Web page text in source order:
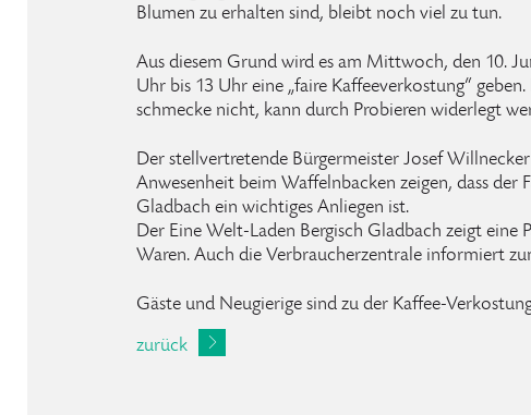
Blumen zu erhalten sind, bleibt noch viel zu tun.
Aus diesem Grund wird es am Mittwoch, den 10.
Uhr bis 13 Uhr eine „faire Kaffeeverkostung“
schmecke nicht, kann durch Probieren widerlegt
Der stellvertretende Bürgermeister Josef
Anwesenheit beim Waffelnbacken zeigen, dass der
Gladbach ein wichtiges Anliegen ist.
Der Eine Welt-Laden Bergisch Gladbach zeigt eine
Waren. Auch die Verbraucherzentrale informiert
Gäste und Neugierige sind zu der Kaffee-
zurück